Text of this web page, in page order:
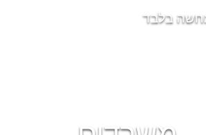
בלבד